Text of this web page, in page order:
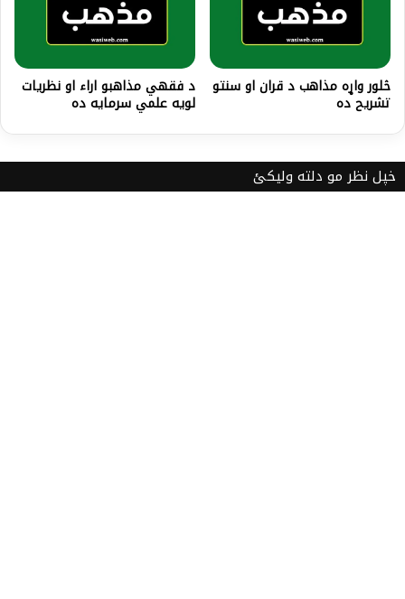
څلور واړه مذاهب د قران او سنتو
تشريح ده
د فقهي مذاهبو اراء او نظريات
لويه علمي سرمايه ده
خپل نظر مو دلته ولیکئ